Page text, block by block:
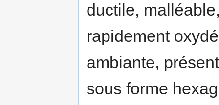
ductile,
rapidement
ambiante,
sous forme